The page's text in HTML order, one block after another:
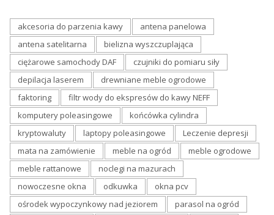
akcesoria do parzenia kawy
antena panelowa
antena satelitarna
bielizna wyszczuplająca
ciężarowe samochody DAF
czujniki do pomiaru siły
depilacja laserem
drewniane meble ogrodowe
faktoring
filtr wody do ekspresów do kawy NEFF
komputery poleasingowe
końcówka cylindra
kryptowaluty
laptopy poleasingowe
Leczenie depresji
mata na zamówienie
meble na ogród
meble ogrodowe
meble rattanowe
noclegi na mazurach
nowoczesne okna
odkuwka
okna pcv
ośrodek wypoczynkowy nad jeziorem
parasol na ogród